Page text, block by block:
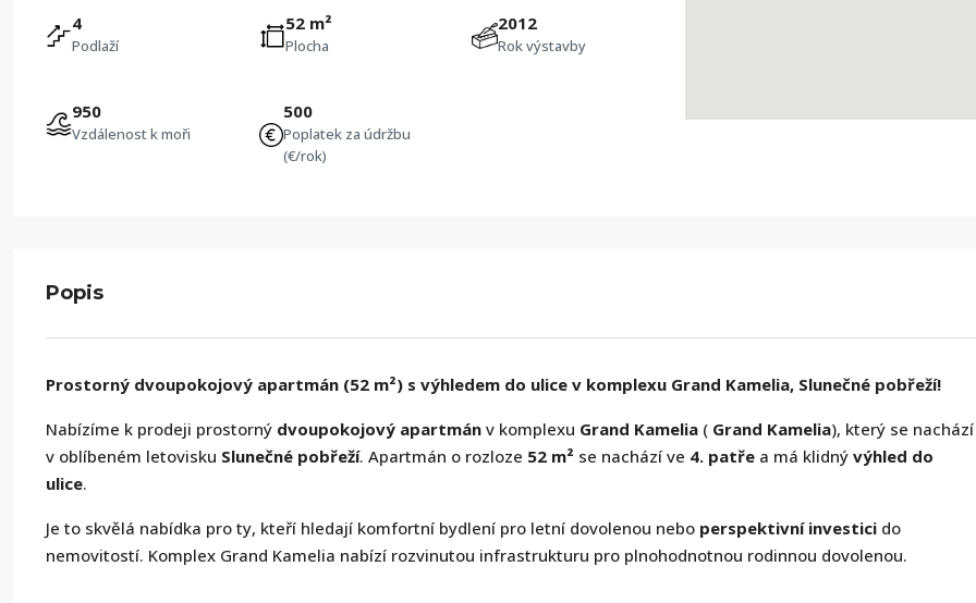
4
Podlaží
52 m²
Plocha
2012
Rok výstavby
950
Vzdálenost k moři
500
Poplatek za údržbu
(€/rok)
Popis
Prostorný dvoupokojový apartmán (52 m²) s výhledem do ulice v komplexu Grand Kamelia, Slunečné pobřeží!
Nabízíme k prodeji prostorný dvoupokojový apartmán v komplexu Grand Kamelia ( Grand Kamelia), který se nachází
v oblíbeném letovisku Slunečné pobřeží. Apartmán o rozloze 52 m² se nachází ve 4. patře a má klidný výhled do
ulice.
Je to skvělá nabídka pro ty, kteří hledají komfortní bydlení pro letní dovolenou nebo perspektivní investici do
nemovitostí. Komplex Grand Kamelia nabízí rozvinutou infrastrukturu pro plnohodnotnou rodinnou dovolenou.